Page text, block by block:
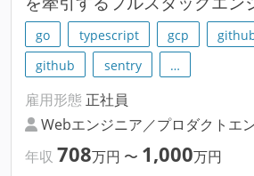
go typescript gcp
github
sentry …
雇用形態 正社員
Webエンジニア／プロダクトエ
年収 708万円 〜 1,000万円